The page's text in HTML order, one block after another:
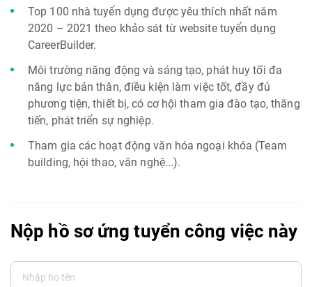
Top 100 nhà tuyển dụng được yêu thích nhất năm
2020 – 2021 theo khảo sát từ website tuyển dụng
CareerBuilder.
Môi trường năng động và sáng tạo, phát huy tối đa
năng lực bản thân, điều kiện làm việc tốt, đầy đủ
phương tiện, thiết bị, có cơ hội tham gia đào tạo, thăng
tiến, phát triển sự nghiệp.
Tham gia các hoạt động văn hóa ngoại khóa (Team
building, hội thao, văn nghệ...).
Nộp hồ sơ ứng tuyển công việc này